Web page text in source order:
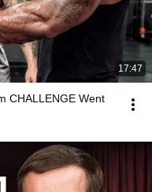
17:47
CHALLENGE Went